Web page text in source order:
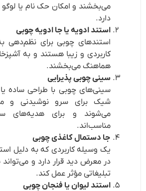
می‌بخشند و امکان حک نام یا
دارد.
استند ادویه یا جا ادویه چوبی
استندهای چوبی برای نظم‌دهی به
کاربردی و زیبا هستند و به
هماهنگ می‌بخشند.
سینی چوبی پذیرایی
سینی‌های چوبی با طراحی ساده یا
شیک برای سرو نوشیدنی و
می‌شوند و برای هدیه‌های
مناسب‌اند.
جا دستمال کاغذی چوبی
یک وسیله کاربردی که به دلیل
در معرض دید قرار دارد و
تبلیغاتی مؤثر عمل کند.
استند لیوان یا فنجان چوبی